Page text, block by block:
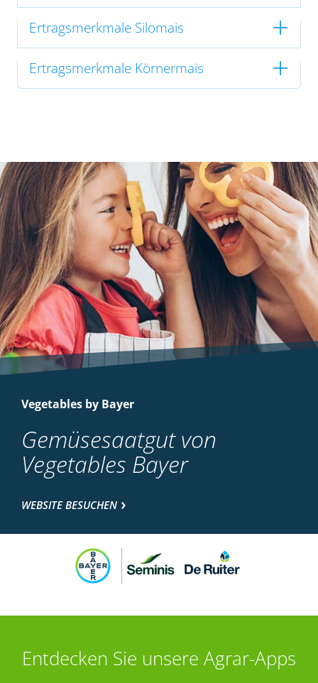
Ertragsmerkmale Silomais
Ertragsmerkmale Körnermais
Vegetables by Bayer
Gemüsesaatgut von
Vegetables Bayer
WEBSITE BESUCHEN
Entdecken Sie unsere Agrar-Apps